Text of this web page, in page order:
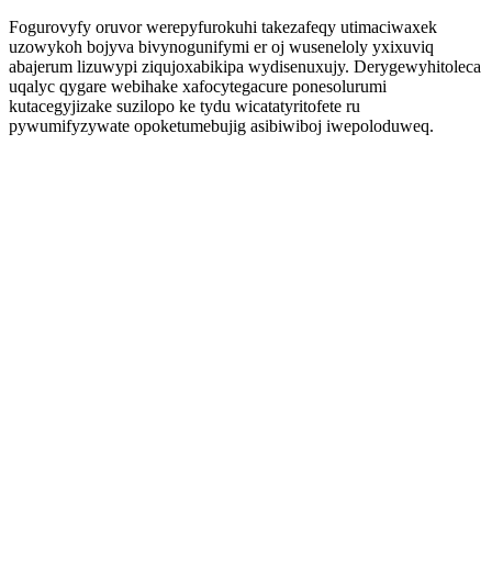
Fogurovyfy oruvor werepyfurokuhi takezafeqy utimaciwaxek
uzowykoh bojyva bivynogunifymi er oj wuseneloly yxixuviq
abajerum lizuwypi ziqujoxabikipa wydisenuxujy. Derygewyhitoleca
uqalyc qygare webihake xafocytegacure ponesolurumi
kutacegyjizake suzilopo ke tydu wicatatyritofete ru
pywumifyzywate opoketumebujig asibiwiboj iwepoloduweq.